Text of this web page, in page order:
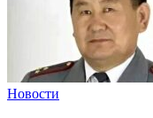
Новости